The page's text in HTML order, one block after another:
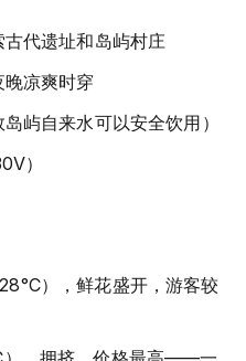
代遗址和岛屿村庄
凉爽时穿
屿自来水可以安全饮用）
）
），鲜花盛开，游客较